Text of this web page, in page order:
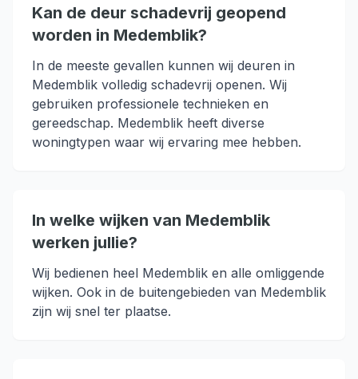
Kan de deur schadevrij geopend
worden in Medemblik?
In de meeste gevallen kunnen wij deuren in
Medemblik volledig schadevrij openen. Wij
gebruiken professionele technieken en
gereedschap. Medemblik heeft diverse
woningtypen waar wij ervaring mee hebben.
In welke wijken van Medemblik
werken jullie?
Wij bedienen heel Medemblik en alle omliggende
wijken. Ook in de buitengebieden van Medemblik
zijn wij snel ter plaatse.